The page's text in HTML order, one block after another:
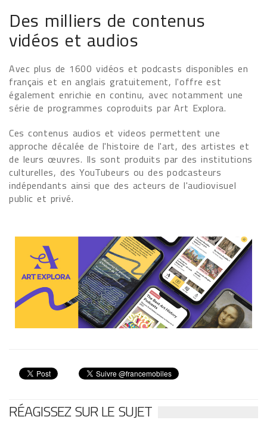
Des milliers de contenus
vidéos et audios
Avec plus de 1600 vidéos et podcasts disponibles en
français et en anglais gratuitement, l'offre est
également enrichie en continu, avec notamment une
série de programmes coproduits par Art Explora.
Ces contenus audios et videos permettent une
approche décalée de l'histoire de l'art, des artistes et
de leurs œuvres. Ils sont produits par des institutions
culturelles, des YouTubeurs ou des podcasteurs
indépendants ainsi que des acteurs de l'audiovisuel
public et privé.
RÉAGISSEZ SUR LE SUJET